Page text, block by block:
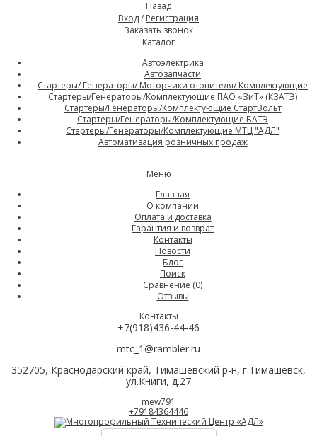
Назад
Вход/ Регистрация
Заказать звонок
Каталог
Автоэлектрика
Автозапчасти
Стартеры/ Генераторы/ Моторчики отопителя/ Комплектующие
Стартеры/Генераторы/Комплектующие ПАО «ЗиТ» (КЗАТЭ)
Стартеры/Генераторы/Комплектующие СтартВольт
Стартеры/Генераторы/Комплектующие БАТЭ
Стартеры/Генераторы/Комплектующие МТЦ "АДЛ"
Автоматизация розничных продаж
Меню
Главная
О компании
Оплата и доставка
Гарантия и возврат
Контакты
Новости
Блог
Поиск
Сравнение (0)
Отзывы
Контакты
+7(918)436-44-46
mtc_1@rambler.ru
352705, Краснодарский край, Тимашевский р-н, г.Тимашевск,
ул.Книги, д.27
mew791
+79184364446